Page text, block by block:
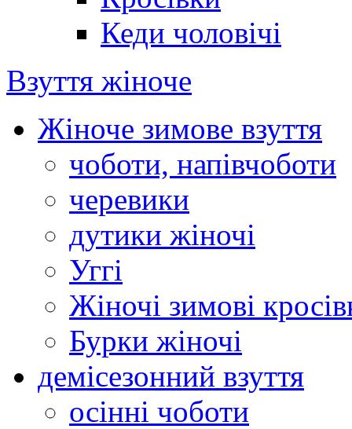
Кеди чоловічі
Взуття жіноче
Жіноче зимове взуття
чоботи, напівчоботи
черевики
дутики жіночі
Уггі
Жіночі зимові
Бурки жіночі
демісезонний взуття
осінні чоботи